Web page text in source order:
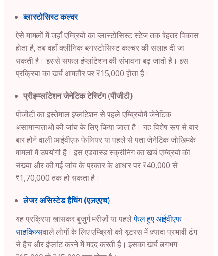
ब्लास्टोसिस्ट कल्चर
ऐसे मामलों में जहाँएम्ब्रियोका ब्लास्टोसिस्ट स्टेज तक बेहतर विकास
होता है, तब वहाँ क्लीनिक ब्लास्टोसिस्ट कल्चर की सलाह दी जा
सकती है। इससे सफल इंप्लांटेशन कीसंभावनाबढ़ जाती है। इस
प्रक्रिया का खर्चआमतौर पर ₹15,000 होता है।
प्रीइम्प्लांटेशन जेनेटिक टेस्टिंग (पीजीटी)
पीजीटी का इस्तेमाल इंप्लांटेशन से पहले एम्ब्रियोमें जेनेटिक
असामान्यताओं की जांच के लिए किया जाता है। यह विशेष रूप से बार-
बार होने वाली आईवीएफ फेलियर या पहले से पता जेनेटिक जोखिमके
मामलों में उपयोगी है। इस एडवांस्ड स्क्रीनिंग का खर्च एम्ब्रियो की
संख्या और की गई जांच के प्रकार के आधार पर ₹40,000 से
₹1,70,000 तक हो सकता है।
लेजर असिस्टेड हैचिंग (एलएएच)
यह प्रक्रिया खासकर बुजुर्ग मरीज़ों या पहलेफेल हुए आईवीएफ
साइकिल्सवाले लोगों के लिए एम्ब्रियो को यूटरस में ज़्यादा प्रभावी ढंग
से हैच और इंप्लांट करने में मदद करती है। इसका खर्च लगभग